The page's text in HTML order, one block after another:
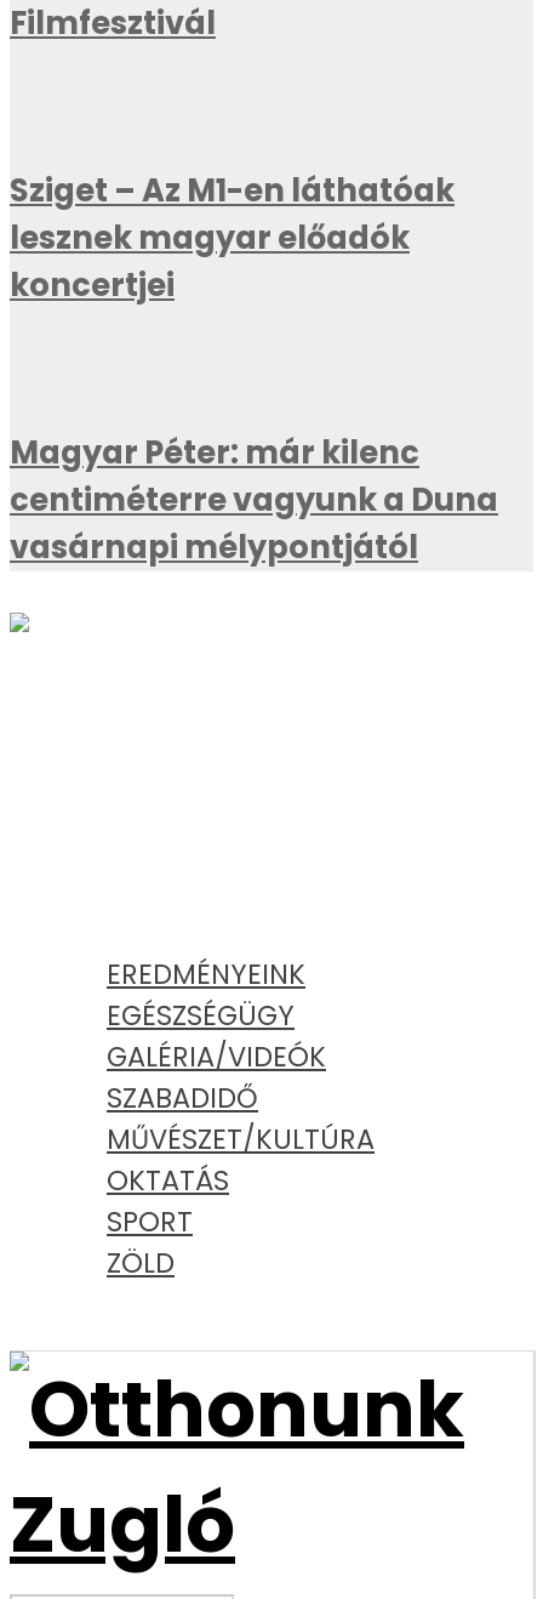
Filmfesztivál
Sziget – Az M1-en láthatóak
lesznek magyar előadók
koncertjei
Magyar Péter: már kilenc
centiméterre vagyunk a Duna
vasárnapi mélypontjától
EREDMÉNYEINK
EGÉSZSÉGÜGY
GALÉRIA/VIDEÓK
SZABADIDŐ
MŰVÉSZET/KULTÚRA
OKTATÁS
SPORT
ZÖLD